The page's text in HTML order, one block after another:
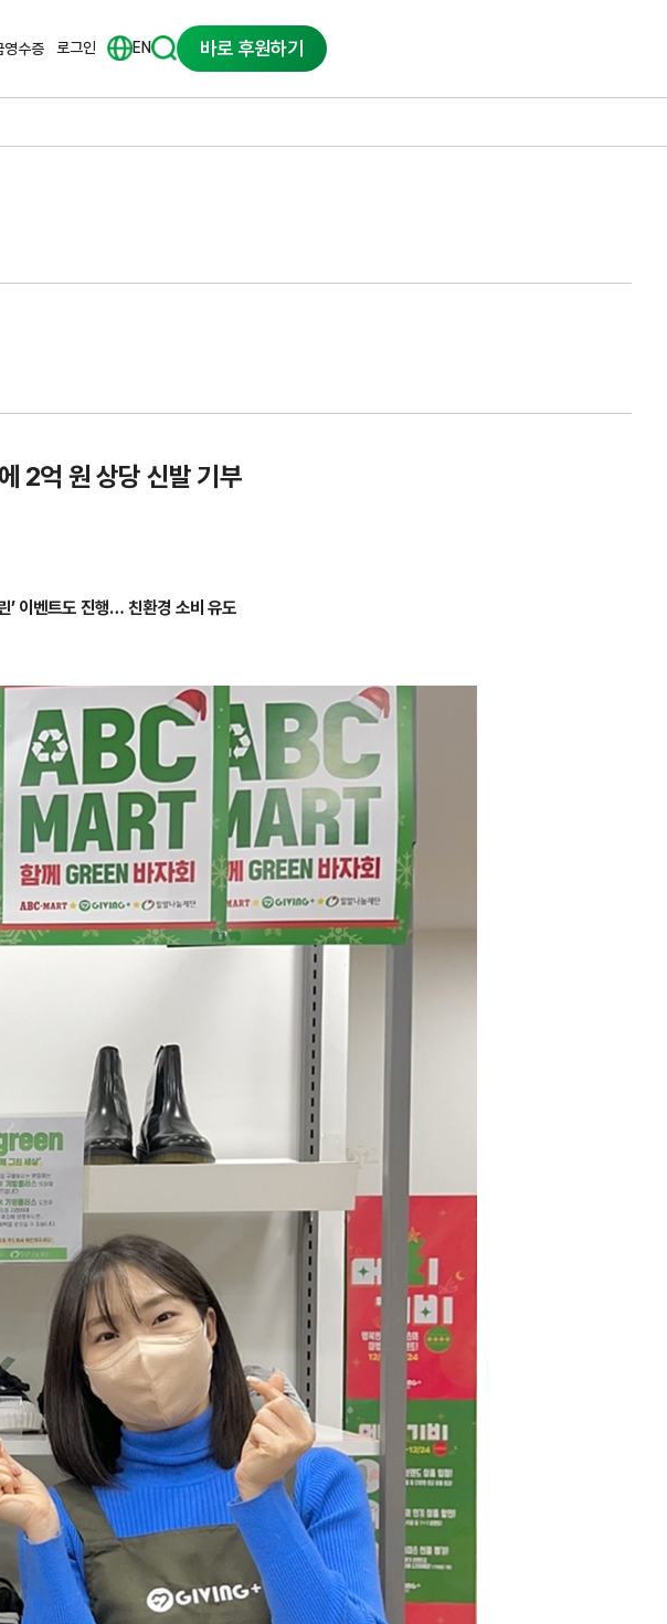
영수증 로그인 EN 바로 후원하기
2억 원 상당 신발 기부
’ 이벤트도 진행… 친환경 소비 유도